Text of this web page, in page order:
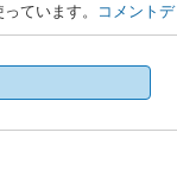
ています。
コメントデ